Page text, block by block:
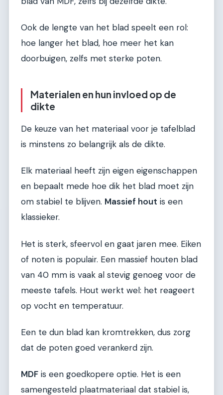
Ook de lengte van het blad speelt een rol:
hoe langer het blad, hoe meer het kan
doorbuigen, zelfs met sterke poten.
Materialen en hun invloed op de
dikte
De keuze van het materiaal voor je tafelblad
is minstens zo belangrijk als de dikte.
Elk materiaal heeft zijn eigen eigenschappen
en bepaalt mede hoe dik het blad moet zijn
om stabiel te blijven. Massief hout is een
klassieker.
Het is sterk, sfeervol en gaat jaren mee. Eiken
of noten is populair. Een massief houten blad
van 40 mm is vaak al stevig genoeg voor de
meeste tafels. Hout werkt wel: het reageert
op vocht en temperatuur.
Een te dun blad kan kromtrekken, dus zorg
dat de poten goed verankerd zijn.
MDF is een goedkopere optie. Het is een
samengesteld plaatmateriaal dat stabiel is,